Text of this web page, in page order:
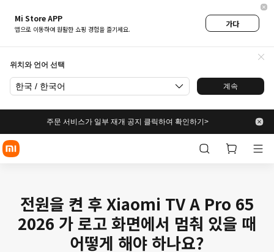
Mi Store APP
앱으로 이동하여 원활한 쇼핑 경험을 즐기세요.
가다
위치와 언어 선택
한국 / 한국어 계속
주문 서비스가 일부 재개 공지 클릭하여 확인하기>
전원을 켠 후 Xiaomi TV A Pro 65
2026 가 로고 화면에서 멈춰 있을 때
어떻게 해야 하나요?